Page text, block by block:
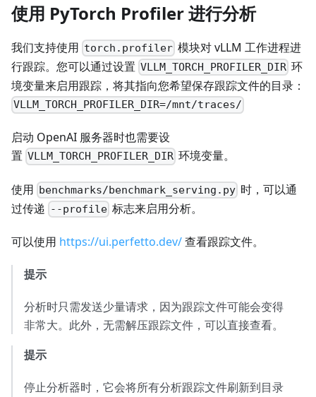
使用 PyTorch Profiler 进行分析
我们支持使用 torch.profiler 模块对 vLLM 工作进程进
行跟踪。您可以通过设置 VLLM_TORCH_PROFILER_DIR 环
境变量来启用跟踪，将其指向您希望保存跟踪文件的目录：
VLLM_TORCH_PROFILER_DIR=/mnt/traces/
启动 OpenAI 服务器时也需要设
置 VLLM_TORCH_PROFILER_DIR 环境变量。
使用 benchmarks/benchmark_serving.py 时，可以通
过传递 --profile 标志来启用分析。
可以使用 https://ui.perfetto.dev/查看跟踪文件。
提示
分析时只需发送少量请求，因为跟踪文件可能会变得
非常大。此外，无需解压跟踪文件，可以直接查看。
提示
停止分析器时，它会将所有分析跟踪文件刷新到目录